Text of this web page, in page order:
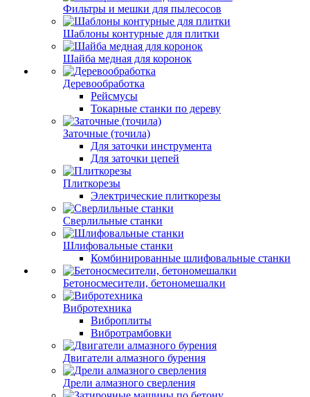
Фильтры и мешки для пылесосов
Шаблоны контурные для плитки
Шайба медная для коронок
Деревообработка
Рейсмусы
Токарные станки по дереву
Заточные (точила)
Для заточки инструмента
Для заточки цепей
Плиткорезы
Электрические плиткорезы
Сверлильные станки
Шлифовальные станки
Комбинированные шлифовальные станки
Бетоносмесители, бетономешалки
Вибротехника
Виброплиты
Вибротрамбовки
Двигатели алмазного бурения
Дрели алмазного сверления